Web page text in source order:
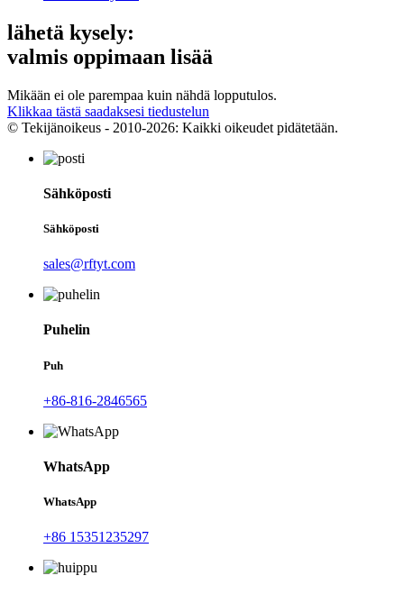
lähetä kysely:
valmis oppimaan lisää
Mikään ei ole parempaa kuin nähdä lopputulos.
Klikkaa tästä saadaksesi tiedustelun
© Tekijänoikeus - 2010-2026: Kaikki oikeudet pidätetään.
Sähköposti
Sähköposti
sales@rftyt.com
Puhelin
Puh
+86-816-2846565
WhatsApp
WhatsApp
+86 15351235297